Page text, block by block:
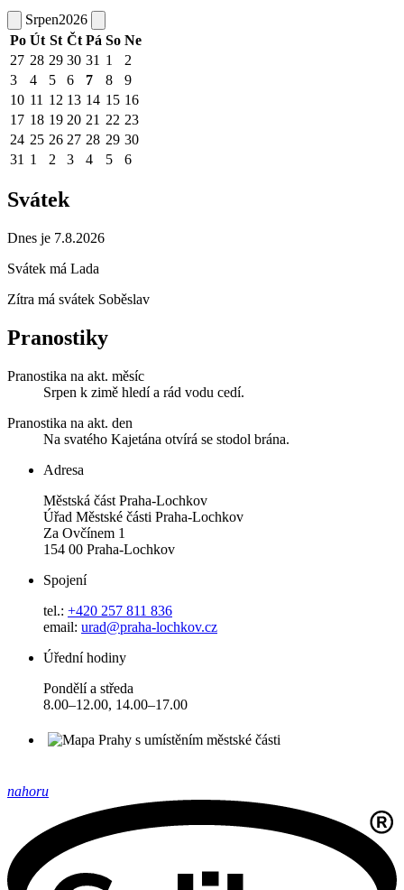
Srpen2026
Po Út St Čt Pá So Ne
27 28 29 30 31 1
2
3
4 5 6 7 8
9
10 11 12 13 14 15 16
17 18 19 20 21 22 23
24 25 26 27 28 29 30
31 1 2 3 4 5 6
Svátek
Dnes je 7.8.2026
Svátek má Lada
Zítra má svátek Soběslav
Pranostiky
Pranostika na akt. měsíc
Srpen k zimě hledí a rád vodu cedí.
Pranostika na akt. den
Na svatého Kajetána otvírá se stodol brána.
Adresa
Městská část Praha-Lochkov
Úřad Městské části Praha-Lochkov
Za Ovčínem 1
154 00 Praha-Lochkov
Spojení
tel.: +420 257 811 836
email: urad@praha-lochkov.cz
Úřední hodiny
Pondělí a středa
8.00–12.00, 14.00–17.00
nahoru